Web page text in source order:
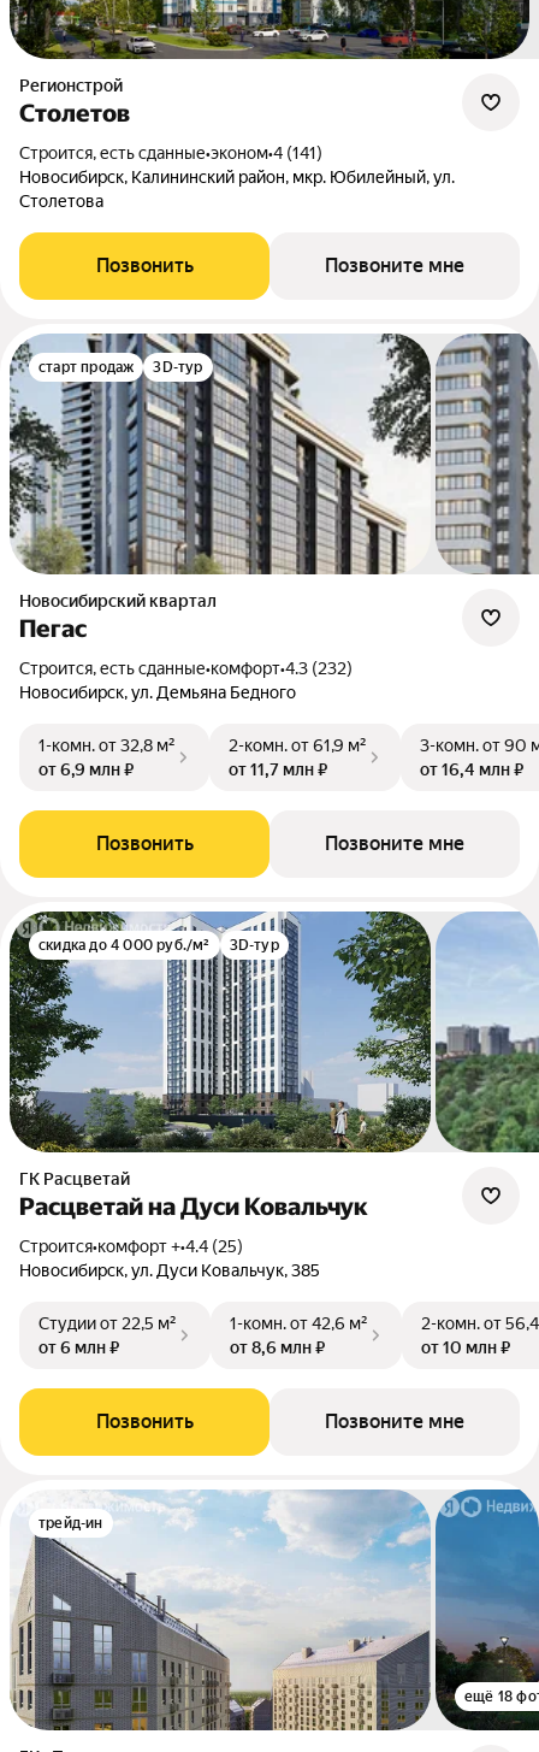
Регионстрой
Столетов
Строится, есть сданные•эконом•4 (141)
Новосибирск, Калининский район, мкр. Юбилейный, ул.
Столетова
Позвонить Позвоните мне
старт продаж 3D-тур
Новосибирский квартал
Пегас
Строится, есть сданные•комфорт•4.3 (232)
Новосибирск, ул. Демьяна Бедного
1-комн.от 32,8 м²
от 6,9 млн ₽
2-комн.от 61,9 м²
от 11,7 млн ₽
3-комн.от 90
от 16,4 млн ₽
Позвонить Позвоните мне
скидка до 4 000 руб./м² 3D-тур
ГК Расцветай
Расцветай на Дуси Ковальчук
Строится•комфорт +•4.4 (25)
Новосибирск, ул. Дуси Ковальчук, 385
Студииот 22,5 м²
от 6 млн ₽
1-комн.от 42,6 м²
от 8,6 млн ₽
2-комн.от
от 10 млн ₽
Позвонить Позвоните мне
трейд-ин
ещё 18